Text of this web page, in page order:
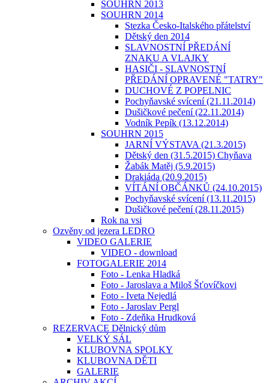
SOUHRN 2013
SOUHRN 2014
Stezka Česko-Italského přátelství
Dětský den 2014
SLAVNOSTNÍ PŘEDÁNÍ
ZNAKU A VLAJKY
HASIČI - SLAVNOSTNÍ
PŘEDÁNÍ OPRAVENÉ "TATRY"
DUCHOVÉ Z POPELNIC
Pochyňavské svícení (21.11.2014)
Dušičkové pečení (22.11.2014)
Vodník Pepík (13.12.2014)
SOUHRN 2015
JARNÍ VÝSTAVA (21.3.2015)
Dětský den (31.5.2015) Chyňava
Žabák Matěj (5.9.2015)
Drakiáda (20.9.2015)
VÍTÁNÍ OBČÁNKŮ (24.10.2015)
Pochyňavské svícení (13.11.2015)
Dušičkové pečení (28.11.2015)
Rok na vsi
Ozvěny od jezera LEDRO
VIDEO GALERIE
VIDEO - download
FOTOGALERIE 2014
Foto - Lenka Hladká
Foto - Jaroslava a Miloš Šťovíčkovi
Foto - Iveta Nejedlá
Foto - Jaroslav Pergl
Foto - Zdeňka Hrudková
REZERVACE Dělnický dům
VELKÝ SÁL
KLUBOVNA SPOLKY
KLUBOVNA DĚTI
GALERIE